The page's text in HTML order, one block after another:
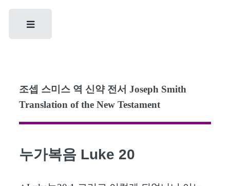
조셉 스미스 역 신약 전서 Joseph Smith
Translation of the New Testament
누가복음 Luke 20